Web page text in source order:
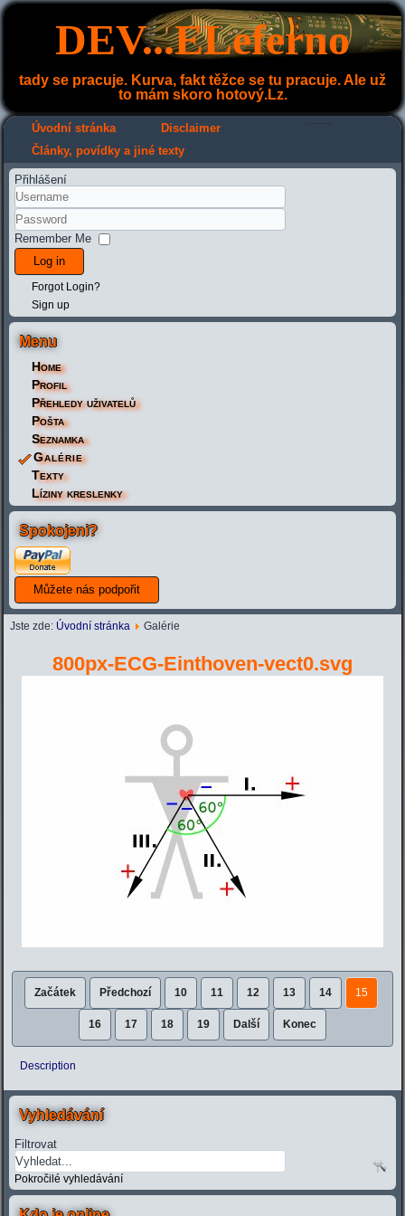
DEV...ELeferno
tady se pracuje. Kurva, fakt těžce se tu pracuje. Ale už
to mám skoro hotový.Lz.
Úvodní stránka Disclaimer
Články, povídky a jiné texty
Přihlášení
Remember Me
Log in
Forgot Login?
Sign up
Menu
Home
Profil
Přehledy uživatelů
Pošta
Seznamka
Galérie
Texty
Líziny kreslenky
Spokojeni?
Jste zde: Úvodní stránka Galérie
800px-ECG-Einthoven-vect0.svg
Začátek Předchozí 10 11 12 13 14 15
16 17 18 19 Další Konec
Description
Vyhledávání
Filtrovat
Pokročilé vyhledávání